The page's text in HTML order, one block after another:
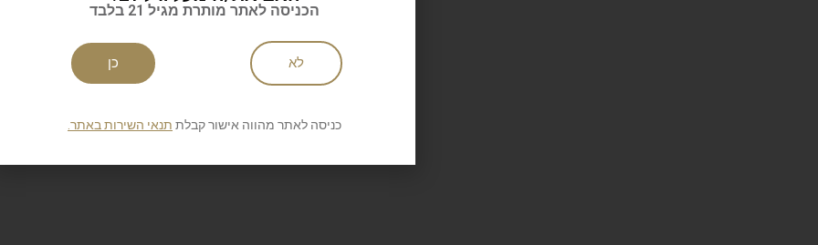
הכניסה לאתר מותרת מגיל 21 בלבד
לא כן
כניסה לאתר מהווה אישור קבלת תנאי השירות באתר.